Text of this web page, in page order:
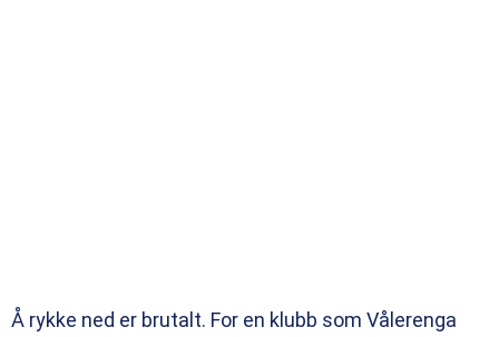
Å rykke ned er brutalt. For en klubb som Vålerenga